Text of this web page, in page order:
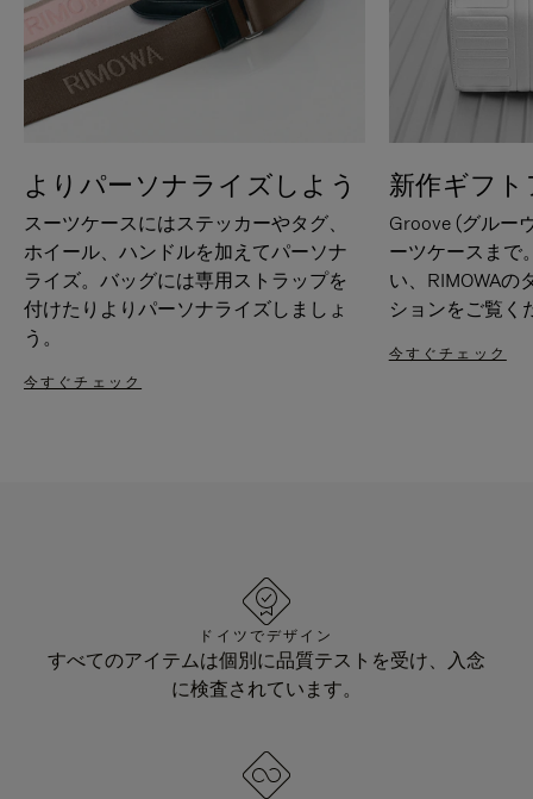
よりパーソナライズしよう
スーツケースにはステッカーやタグ、
ホイール、ハンドルを加えてパーソナ
ライズ。バッグには専用ストラップを
付けたりよりパーソナライズしましょ
う。
今すぐチェック
新作ギフ
Groove (グルー
ーツケースまで
い、RIMOWAの
ションをご覧く
今すぐチェック
ドイツでデザイン
すべてのアイテムは個別に品質テストを受け、入念
に検査されています。